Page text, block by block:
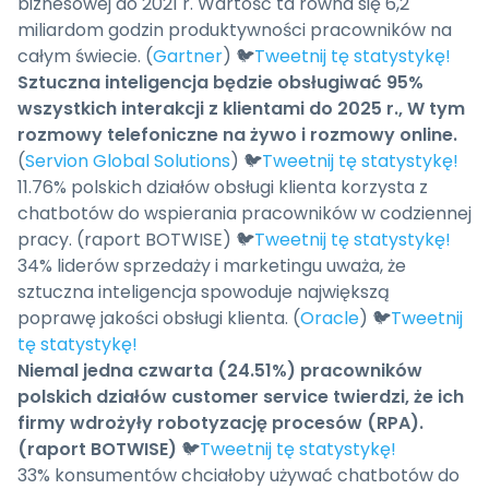
miliardom godzin produktywności pracowników na
całym świecie. (Gartner) 🐦Tweetnij tę statystykę!
Sztuczna inteligencja będzie obsługiwać 95%
wszystkich interakcji z klientami do 2025 r., W tym
rozmowy telefoniczne na żywo i rozmowy online.
(Servion Global Solutions) 🐦Tweetnij tę statystykę!
11.76% polskich działów obsługi klienta korzysta z
chatbotów do wspierania pracowników w codziennej
pracy. (raport BOTWISE) 🐦Tweetnij tę statystykę!
34% liderów sprzedaży i marketingu uważa, że
sztuczna inteligencja spowoduje największą
poprawę jakości obsługi klienta. (Oracle) 🐦Tweetnij
tę statystykę!
Niemal jedna czwarta (24.51%) pracowników
polskich działów customer service twierdzi, że ich
firmy wdrożyły robotyzację procesów (RPA).
(raport BOTWISE) 🐦Tweetnij tę statystykę!
33% konsumentów chciałoby używać chatbotów do